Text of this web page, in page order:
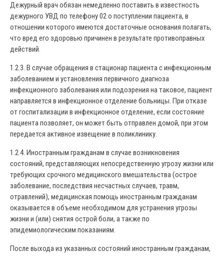
Дежурный врач обязан немедленно поставить в известность
дежурного УВД по телефону 02 о поступлении пациента, в
отношении которого имеются достаточные основания полагать,
что вред его здоровью причинен в результате противоправных
действий.
1.2.3. В случае обращения в стационар пациента с инфекционным
заболеванием и установления первичного диагноза
инфекционного заболевания или подозрения на таковое, пациент
направляется в инфекционное отделение больницы. При отказе
от госпитализации в инфекционное отделение, если состояние
пациента позволяет, он может быть отправлен домой, при этом
передается активное извещение в поликлинику.
1.2.4. Иностранным гражданам в случае возникновения
состояний, представляющих непосредственную угрозу жизни или
требующих срочного медицинского вмешательства (острое
заболевание, последствия несчастных случаев, травм,
отравлений), медицинская помощь иностранным гражданам
оказывается в объеме необходимом для устранения угрозы
жизни и (или) снятия острой боли, а также по
эпидемиологическим показаниям.
После выхода из указанных состояний иностранным гражданам,